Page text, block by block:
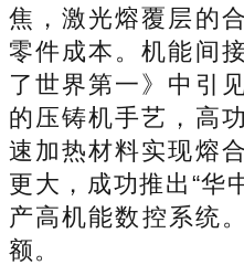
焦，激光熔覆层的
零件成本。机能间
了世界第一》中引
的压铸机手艺，高
速加热材料实现熔
更大，成功推出“华
产高机能数控系统
额。